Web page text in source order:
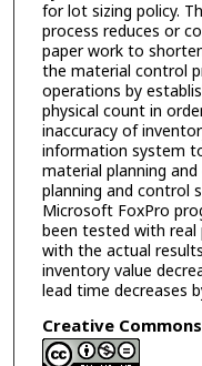
for lot sizing policy.
process reduces or
paper work to
the material control
operations by
physical count in
inaccuracy of
information system
material planning
planning and control
Microsoft FoxPro
been tested with real
with the actual
inventory value
lead time decreases
Creative